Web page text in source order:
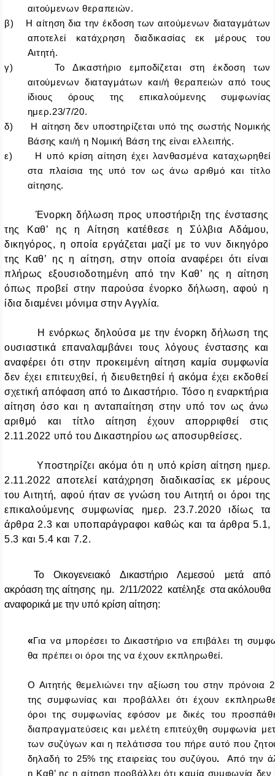
αιτούμενων θεραπειών.
β) Η αίτηση δια την έκδοση των αιτούμενων διαταγμάτων
αποτελεί κατάχρηση διαδικασίας εκ μέρους του
Αιτητή.
γ) Το Δικαστήριο εμποδίζεται στη έκδοση των
αιτούμενων διαταγμάτων και/ή θεραπειών από τους
ίδιους όρους της επικαλούμενης συμφωνίας
ημερ.23/7/20.
δ) Η αίτηση δεν υποστηρίζεται υπό της σωστής Νομικής
Βάσης και/ή η Νομική Βάση της είναι ελλειπής.
ε) Η υπό κρίση αίτηση έχει λανθασμένα καταχωρηθεί
στα πλαίσια της υπό τον ως άνω αριθμό και τίτλο
αίτησης.
Ένορκη δήλωση προς υποστήριξη της ένστασης
της Καθ’ ης η Αίτηση κατέθεσε η Σύλβια Αδάμου,
δικηγόρος, η οποία εργάζεται μαζί με το νυν δικηγόρο
της Καθ’ ης η αίτηση, στην οποία αναφέρει ότι είναι
πλήρως εξουσιοδοτημένη από την Καθ’ ης η αίτηση
όπως προβεί στην παρούσα ένορκο δήλωση, αφού η
ίδια διαμένει μόνιμα στην Αγγλία.
Η ενόρκως δηλούσα με την ένορκη δήλωση της
ουσιαστικά επαναλαμβάνει τους λόγους ένστασης και
αναφέρειότι στην προκειμένη αίτηση καμία συμφωνία
δεν έχει επιτευχθεί, ή διευθετηθεί ή ακόμα έχει εκδοθεί
σχετική απόφαση από το Δικαστήριο. Τόσο η εναρκτήρια
αίτηση όσο και η ανταπαίτηση στην υπό τον ως άνω
αριθμό και τίτλο αίτηση έχουν απορριφθεί στις
2.11.2022 υπό του Δικαστηρίου ως αποσυρθείσες.
Υποστηρίζει ακόμα ότι η υπό κρίση αίτηση ημερ.
2.11.2022 αποτελεί κατάχρηση διαδικασίας εκ μέρους
του Αιτητή, αφού ήταν σε γνώση του Αιτητή οι όροι της
επικαλούμενης συμφωνίας ημερ. 23.7.2020 ιδίως τα
άρθρα 2.3 και υποπαράγραφοι καθώς και τα άρθρα 5.1,
5.3 και 5.4 και 7.2.
Το Οικογενειακό Δικαστήριο Λεμεσού μετά από
ακρόαση της αίτησης ημ. 2/11/2022 κατέληξε στα ακόλουθα
αναφορικά με την υπό κρίση αίτηση:
«Για να μπορέσει το Δικαστήριο να επιβάλει τη
θα πρέπει οι όροι της να έχουν εκπληρωθεί.
Ο Αιτητής θεμελιώνει την αξίωση του στην πρόνοια
της συμφωνίας και προβάλλει ότι έχουν
όροι της συμφωνίας εφόσον με δικές του
διαπραγματεύσεις και μελέτη επιτεύχθη συμφωνία
των συζύγων και η πελάτισσα του πήρε αυτό που
δηλαδή το 25% της εταιρείας του συζύγου.
Από την
η Καθ’ ης η αίτηση προβάλλει ότι καμία συμφωνία δεν